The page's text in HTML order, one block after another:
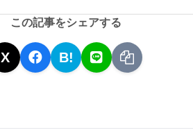
この記事をシェアする
X B!